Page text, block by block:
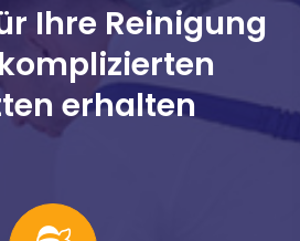
Ihre Reinigung
erhalten